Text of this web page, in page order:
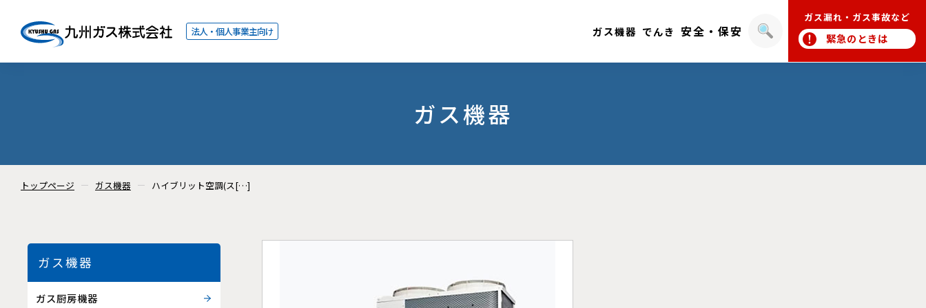
法人・個人事業主向け ガス機器 でんき 安全・保安
ガス漏れ・ガス事故など
緊急のときは
ガス機器
トップページ ガス機器 ハイブリット空調(ス[…]
ガス機器
ガス厨房機器